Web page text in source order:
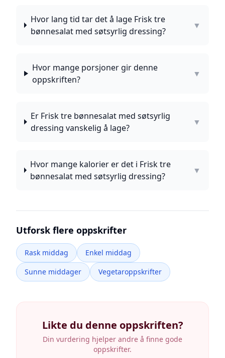
Hvor lang tid tar det å lage Frisk tre
bønnesalat med søtsyrlig dressing?
▼
Hvor mange porsjoner gir denne
oppskriften?
▼
Er Frisk tre bønnesalat med søtsyrlig
dressing vanskelig å lage?
▼
Hvor mange kalorier er det i Frisk tre
bønnesalat med søtsyrlig dressing?
▼
Utforsk flere oppskrifter
Rask middag
Enkel middag
Sunne middager
Vegetaroppskrifter
Likte du denne oppskriften?
Din vurdering hjelper andre å finne gode
oppskrifter.